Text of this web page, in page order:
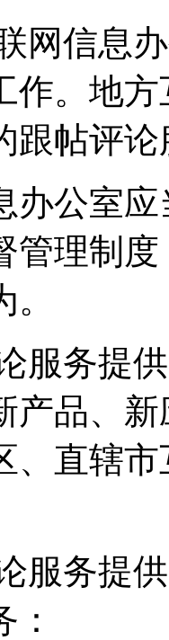
网信息
作。地
跟帖评
办公室
管理制
服务提
产品、
、直辖
服务提